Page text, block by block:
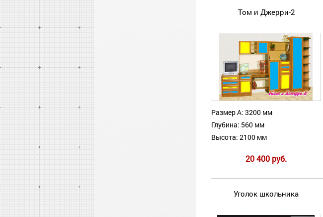
Том и Джерри-2
Размер А: 3200 мм
Глубина: 560 мм
Высота: 2100 мм
20 400 руб.
Уголок школьника